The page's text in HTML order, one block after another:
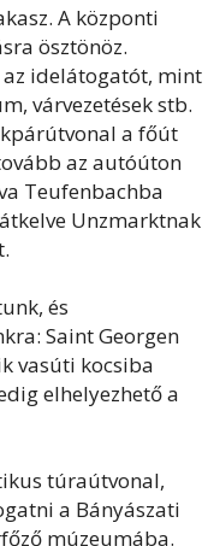
A központi
ösztönöz.
idelátogatót, mint
várvezetések stb.
a főút
az autóúton
Teufenbachba
Unzmarktnak
és
Saint Georgen
vasúti kocsiba
elhelyezhető a
túraútvonal,
a Bányászati
múzeumába.